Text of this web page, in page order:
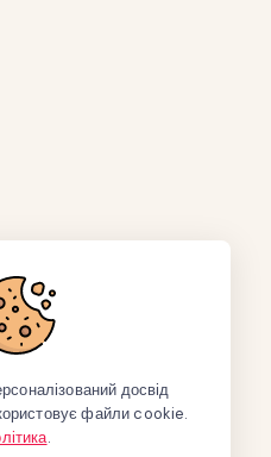
досвід
файли cookie.
.